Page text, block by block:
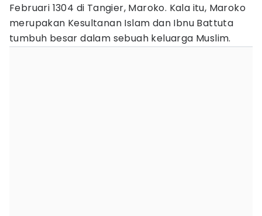
Februari 1304 di Tangier, Maroko. Kala itu, Maroko
merupakan Kesultanan Islam dan Ibnu Battuta
tumbuh besar dalam sebuah keluarga Muslim.